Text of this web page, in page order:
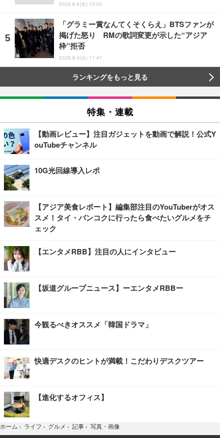
2026.8.6(木) 13:00
「グラミー賞なんてくそくらえ」BTSファンが
掲げた怒り RMの歌詞変更が示した“アジア
枠”拒否
2026.8.4(火) 11:47
ランキングをもっと見る
特集・連載
【動画レビュー】注目ガジェットを動画で解説！公式Y
ouTubeチャンネル
10G光回線導入レポ
【アジア美食レポート】編集部注目のYouTuberがオス
スメ！タイ・バンコクに行ったら食べたいグルメをチ
ェック
【エンタメRBB】注目の人にインタビュー
【坂道グループニュース】ーエンタメRBBー
今観るべきオススメ「韓国ドラマ」
快適デスクのヒントが満載！こだわりデスクツアー
【進化するオフィス】
ホーム › ライフ › グルメ › 記事 › 写真・画像